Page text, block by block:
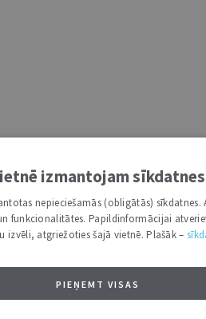
izmantojam sīkdatnes
nepieciešamās (obligātās)
funkcionalitātes. Papildinformācijai
izvēli, atgriežoties šajā vietnē. Plašāk –
PIEŅEMT VISAS